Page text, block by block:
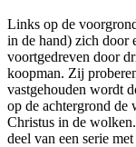
Links op de
in de hand) zich door
voortgedreven door
koopman. Zij
vastgehouden wordt
op de achtergrond de
Christus in de
deel van een serie